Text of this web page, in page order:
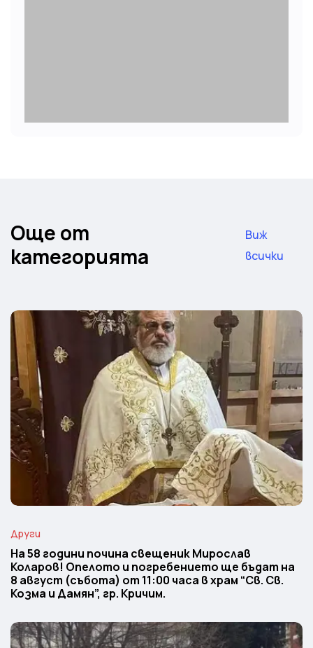
Още от
категорията
Виж
всички
Други
На 58 години почина свещеник Мирослав
Коларов! Опелото и погребението ще бъдат на
8 август (събота) от 11:00 часа в храм “Св. Св.
Козма и Дамян”, гр. Кричим.